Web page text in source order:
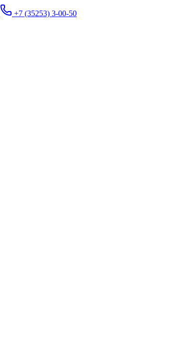
+7 (35253) 3-00-50